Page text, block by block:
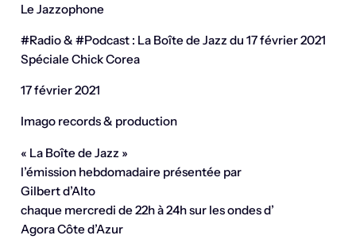
Le Jazzophone
#Radio & #Podcast : La Boîte de Jazz du 17 février 2021
Spéciale Chick Corea
17 février 2021
Imago records & production
« La Boîte de Jazz »
l’émission hebdomadaire présentée par
Gilbert d’Alto
chaque mercredi de 22h à 24h sur les ondes d’
Agora Côte d’Azur